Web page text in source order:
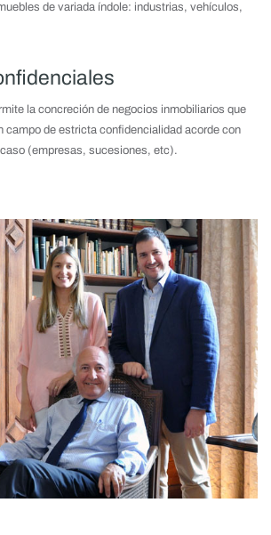
de variada índole: industrias, vehículos,
la concreción de negocios inmobiliarios que
campo de estricta confidencialidad acorde con
(empresas, sucesiones, etc).